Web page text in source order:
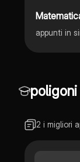
appunti in
2 i migliori